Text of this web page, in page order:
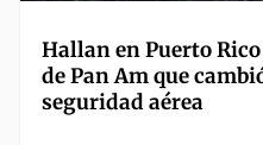
Hallan en Puerto
de Pan Am que
seguridad aérea